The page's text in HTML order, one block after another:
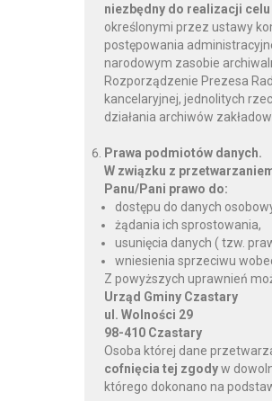
niezbędny do realizacji
określonymi przez ustawy
postępowania
narodowym zasobie
Rozporządzenie Prezesa
kancelaryjnej, jednolitych
działania archiwów
Prawa podmiotów danych.
W związku z
Panu/Pani prawo do:
dostępu do danych
żądania ich sprostowania,
usunięcia danych ( tzw.
wniesienia sprzeciwu
Z powyższych uprawnień
Urząd Gminy Czastary
ul. Wolności 29
98-410 Czastary
Osoba której dane
cofnięcia tej zgodyw
którego dokonano na